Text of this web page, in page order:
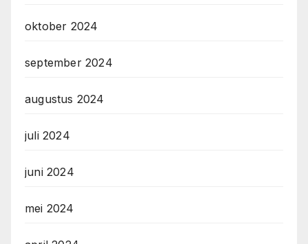
oktober 2024
september 2024
augustus 2024
juli 2024
juni 2024
mei 2024